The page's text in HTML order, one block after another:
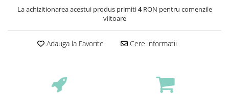
La achizitionarea acestui produs primiti4RON pentru comenzile
viitoare
Adauga la Favorite Cere informatii